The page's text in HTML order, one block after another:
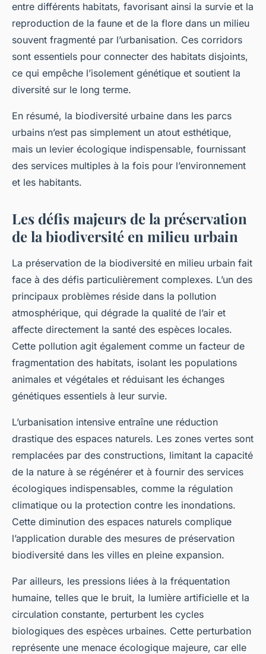
entre différents habitats, favorisant ainsi la survie et la
reproduction de la faune et de la flore dans un milieu
souvent fragmenté par l’urbanisation. Ces corridors
sont essentiels pour connecter des habitats disjoints,
ce qui empêche l’isolement génétique et soutient la
diversité sur le long terme.
En résumé, la biodiversité urbaine dans les parcs
urbains n’est pas simplement un atout esthétique,
mais un levier écologique indispensable, fournissant
des services multiples à la fois pour l’environnement
et les habitants.
Les défis majeurs de la préservation
de la biodiversité en milieu urbain
La préservation de la biodiversité en milieu urbain fait
face à des défis particulièrement complexes. L’un des
principaux problèmes réside dans la pollution
atmosphérique, qui dégrade la qualité de l’air et
affecte directement la santé des espèces locales.
Cette pollution agit également comme un facteur de
fragmentation des habitats, isolant les populations
animales et végétales et réduisant les échanges
génétiques essentiels à leur survie.
L’urbanisation intensive entraîne une réduction
drastique des espaces naturels. Les zones vertes sont
remplacées par des constructions, limitant la capacité
de la nature à se régénérer et à fournir des services
écologiques indispensables, comme la régulation
climatique ou la protection contre les inondations.
Cette diminution des espaces naturels complique
l’application durable des mesures de préservation
biodiversité dans les villes en pleine expansion.
Par ailleurs, les pressions liées à la fréquentation
humaine, telles que le bruit, la lumière artificielle et la
circulation constante, perturbent les cycles
biologiques des espèces urbaines. Cette perturbation
représente une menace écologique majeure, car elle